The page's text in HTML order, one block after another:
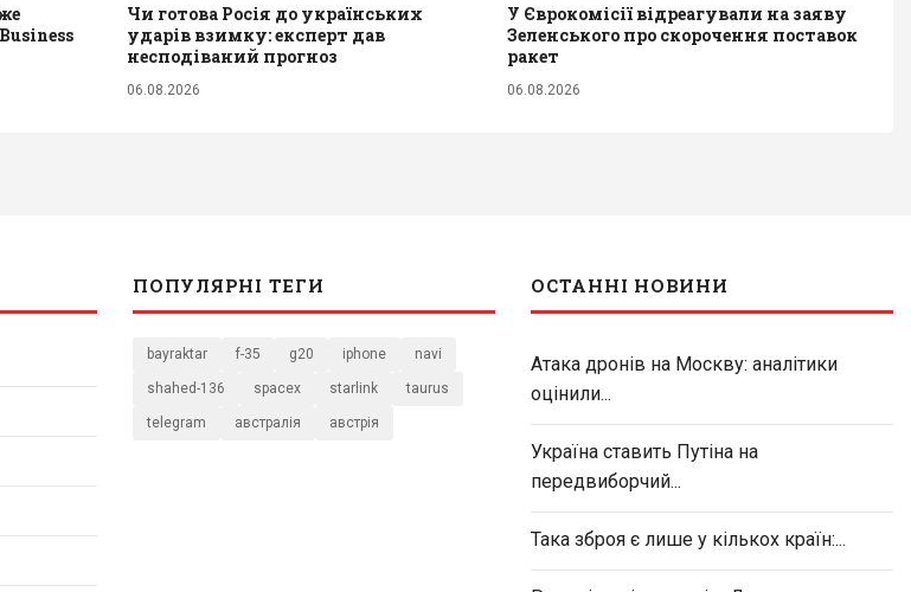
Чи готова Росія до українських
ударів взимку: експерт дав
несподіваний прогноз
06.08.2026
У Єврокомісії відреагували на заяву
Зеленського про скорочення поставок
ракет
06.08.2026
ПОПУЛЯРНІ ТЕГИ
bayraktar f-35 g20 iphone navi
shahed-136 spacex starlink taurus
telegram австралія австрія
ОСТАННІ НОВИНИ
Атака дронів на Москву: аналітики
оцінили...
Україна ставить Путіна на
передвиборчий...
Така зброя є лише у кількох країн:...